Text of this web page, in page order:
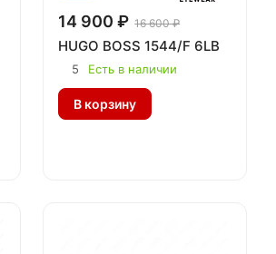
14 900 ₽ 16 600 ₽
HUGO BOSS 1544/F 6LB
5 Есть в наличии
В корзину